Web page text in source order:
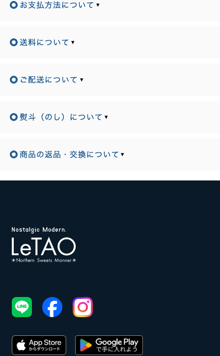
▾
▾
▾
▾
▾